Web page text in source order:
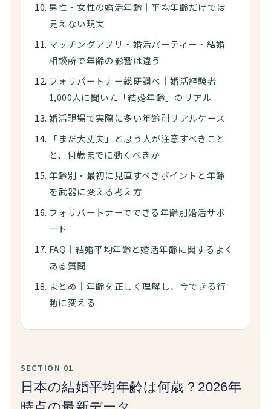
男性・女性の婚活年齢｜平均年齢だけでは
見えない現実
マッチングアプリ・婚活パーティー・結婚
相談所で年齢の影響は違う
フォリパートナー総研調べ｜婚活経験者
1,000人に聞いた「結婚年齢」のリアル
婚活現場で実際に多い年齢別リアルケース
「まだ大丈夫」と思う人が注意すべきこと
と、何歳までに動くべきか
年齢別・最初に見直すべきポイントと年齢
を武器に変える考え方
フォリパートナーでできる年齢別婚活サポ
ート
FAQ｜結婚平均年齢と婚活年齢に関するよく
ある質問
まとめ｜年齢を正しく理解し、今できる行
動に変える
SECTION 01
日本の結婚平均年齢は何歳？2026年